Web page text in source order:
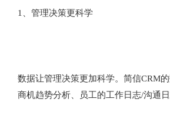
1、管理决策更科学
数据让管理决策更加科学。简信CRM
商机趋势分析、员工的工作日志/沟通